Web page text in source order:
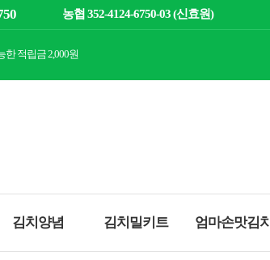
농협 352-4124-6750-03 (신효원)
적립금 2,000원
김치양념 김치밀키트 엄마손맛김치